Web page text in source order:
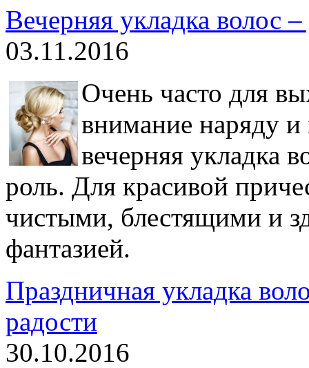
Вечерняя укладка волос
03.11.2016
Очень часто для
внимание наряду
вечерняя укладка
роль. Для красивой
чистыми, блестящими и
фантазией.
Праздничная укладка
радости
30.10.2016